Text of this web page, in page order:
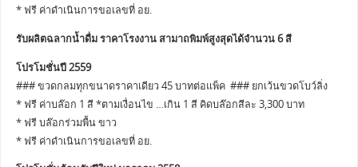
* ฟรี ค่าดำเนินการขอเลขที่ อย.
รับผลิตฉลากน้ำดื่ม ราคาโรงงาน สามาถพิมพ์สูงสุดได้จำนวน 6 สี
โปรโมชั่นปี 2559
### ขวดกลมทุกขนาดราคาเดียว 45 บาทต่อแพ็ค ### ยกเว้นขวดโบว์ลิ่ง
* ฟรี ค่าบล๊อก 1 สี *ตามเงื่อนไข …เกิน 1 สี คิดบล๊อกสีละ 3,300 บาท
* ฟรี บล๊อกร่วมพื้น ขาว
* ฟรี ค่าดำเนินการขอเลขที่ อย.